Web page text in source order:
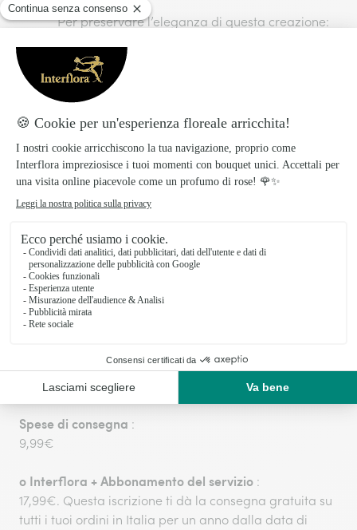
Per preservare l’eleganza di questa creazione:
immergerlo in acqua pulita.
Prediligere un ambiente luminoso ma senza
luce solare diretta.
Sostituire l’acqua ogni due giorni.
valorizzi la presenza.
Preparato con amore, consegnato con
cura!
I prodotti Interflora sono preparati e confezionati il
giorno stesso della consegna per garantire la
La consegna, in giornata o su appuntamento, viene
effettuata direttamente dai nostri fioristi locali.
Spese di consegna :
9,99€
o Interflora + Abbonamento del servizio :
17,99€. Questa iscrizione ti dà la consegna gratuita su
tutti i tuoi ordini in Italia per un anno dalla data di